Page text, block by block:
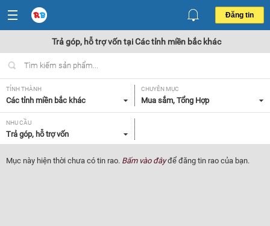
Đăng tin
Trả góp, hỗ trợ vốn tại Các tỉnh miền bắc khác
TỈNH THÀNH
Các tỉnh miền bắc khác
CHUYÊN MỤC
Mua sắm, Tổng Hợp
NHU CẦU
Trả góp, hỗ trợ vốn
Mục này hiện thời chưa có tin rao. Bấm vào đâyđể đăng tin rao của bạn.